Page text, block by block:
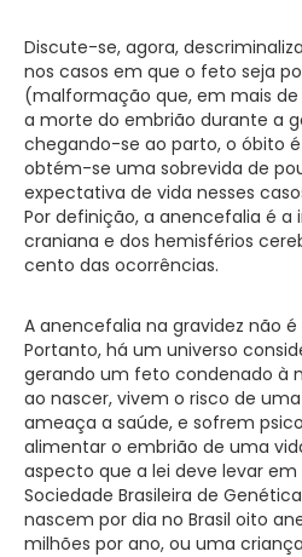
Discute-se, agora,
nos casos em que o feto seja
(malformação que, em mais de
a morte do embrião durante a
chegando-se ao parto, o óbito
obtém-se uma sobrevida de
expectativa de vida nesses
Por definição, a anencefalia é a
craniana e dos hemisférios
cento das ocorrências.
A anencefalia na gravidez não
Portanto, há um universo
gerando um feto condenado à
ao nascer, vivem o risco de
ameaça a saúde, e sofrem
alimentar o embrião de uma
aspecto que a lei deve levar
Sociedade Brasileira de
nascem por dia no Brasil oito
milhões por ano, ou uma